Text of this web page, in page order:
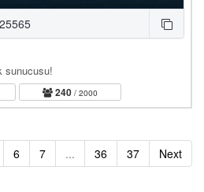
sunucusu!
240 / 2000
6 7 ... 36 37 Next